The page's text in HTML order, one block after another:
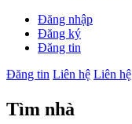
Đăng nhập
Đăng ký
Đăng tin
Đăng tin Liên hệ Liên hệ
Tìm nhà